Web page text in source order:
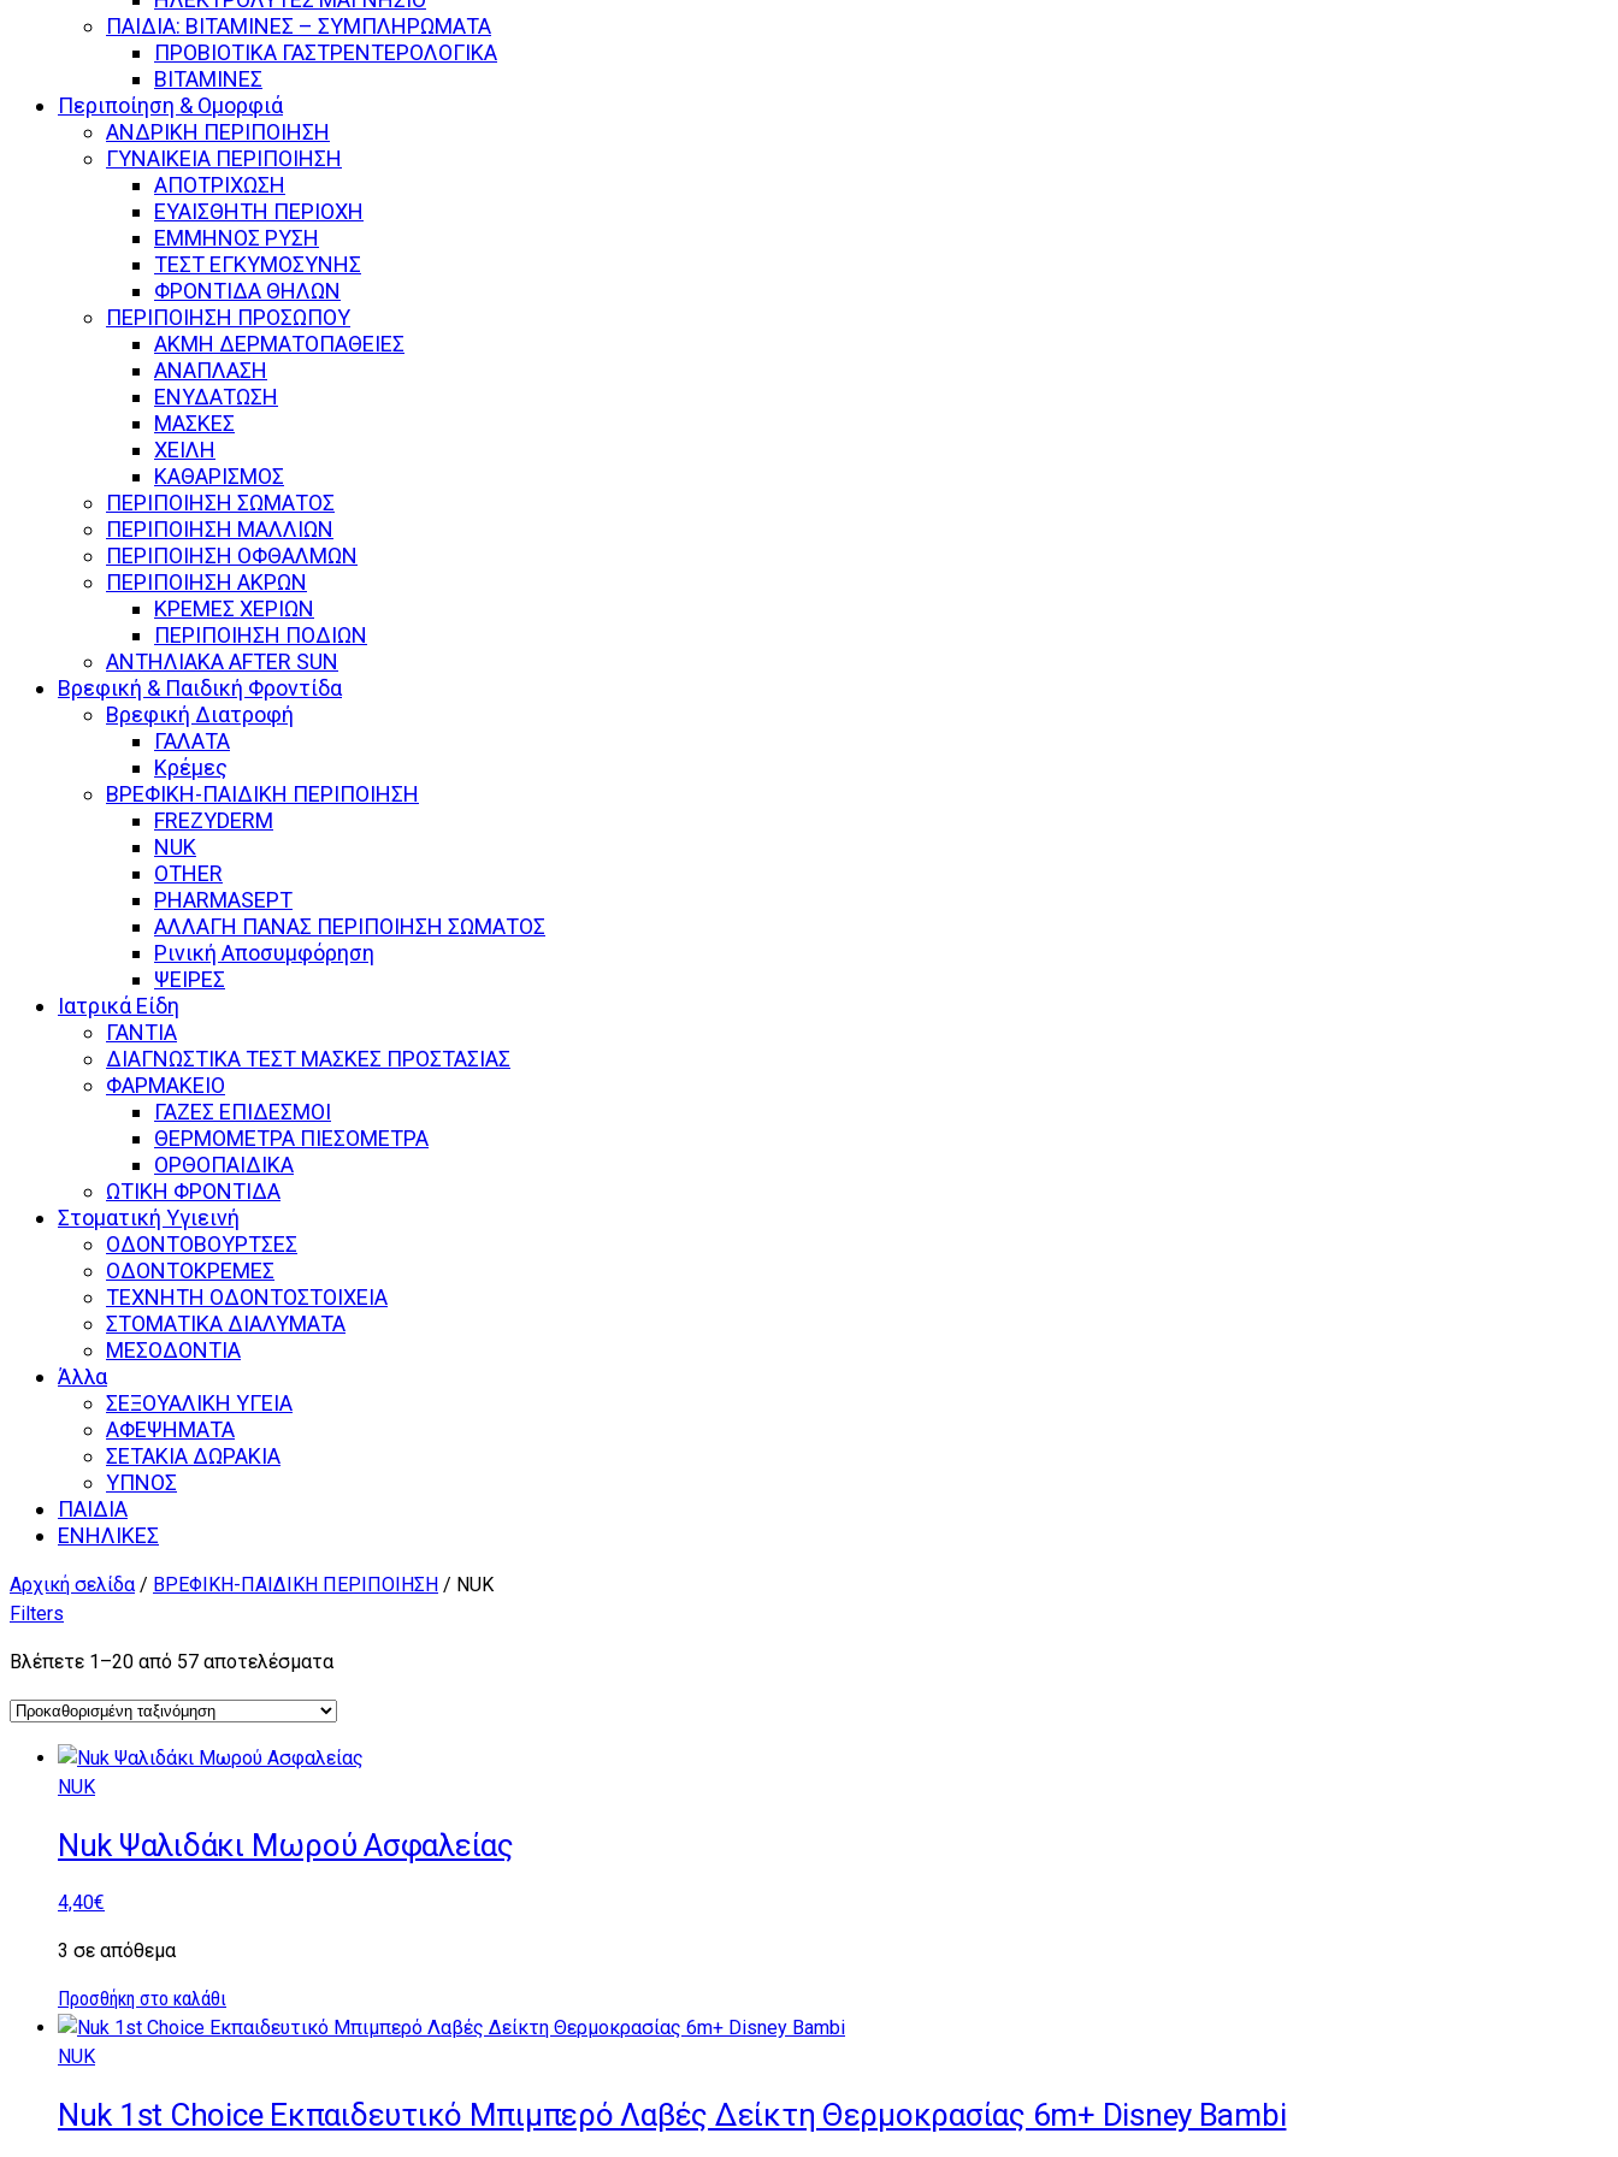
ΠΑΙΔΙΑ: ΒΙΤΑΜΙΝΕΣ – ΣΥΜΠΛΗΡΩΜΑΤΑ
ΠΡΟΒΙΟΤΙΚΑ ΓΑΣΤΡΕΝΤΕΡΟΛΟΓΙΚΑ
ΒΙΤΑΜΙΝΕΣ
Περιποίηση & Ομορφιά
ΑΝΔΡΙΚΗ ΠΕΡΙΠΟΙΗΣΗ
ΓΥΝΑΙΚΕΙΑ ΠΕΡΙΠΟΙΗΣΗ
ΑΠΟΤΡΙΧΩΣΗ
ΕΥΑΙΣΘΗΤΗ ΠΕΡΙΟΧΗ
ΕΜΜΗΝΟΣ ΡΥΣΗ
ΤΕΣΤ ΕΓΚΥΜΟΣΥΝΗΣ
ΦΡΟΝΤΙΔΑ ΘΗΛΩΝ
ΠΕΡΙΠΟΙΗΣΗ ΠΡΟΣΩΠΟΥ
ΑΚΜΗ ΔΕΡΜΑΤΟΠΑΘΕΙΕΣ
ΑΝΑΠΛΑΣΗ
ΕΝΥΔΑΤΩΣΗ
ΜΑΣΚΕΣ
ΧΕΙΛΗ
ΚΑΘΑΡΙΣΜΟΣ
ΠΕΡΙΠΟΙΗΣΗ ΣΩΜΑΤΟΣ
ΠΕΡΙΠΟΙΗΣΗ ΜΑΛΛΙΩΝ
ΠΕΡΙΠΟΙΗΣΗ ΟΦΘΑΛΜΩΝ
ΠΕΡΙΠΟΙΗΣΗ ΑΚΡΩΝ
ΚΡΕΜΕΣ ΧΕΡΙΩΝ
ΠΕΡΙΠΟΙΗΣΗ ΠΟΔΙΩΝ
ΑΝΤΗΛΙΑΚΑ AFTER SUN
Βρεφική & Παιδική Φροντίδα
Βρεφική Διατροφή
ΓΑΛΑΤΑ
Κρέμες
ΒΡΕΦΙΚΗ-ΠΑΙΔΙΚΗ ΠΕΡΙΠΟΙΗΣΗ
FREZYDERM
NUK
OTHER
PHARMASEPT
ΑΛΛΑΓΗ ΠΑΝΑΣ ΠΕΡΙΠΟΙΗΣΗ ΣΩΜΑΤΟΣ
Ρινική Αποσυμφόρηση
ΨΕΙΡΕΣ
Ιατρικά Είδη
ΓΑΝΤΙΑ
ΔΙΑΓΝΩΣΤΙΚΑ ΤΕΣΤ ΜΑΣΚΕΣ ΠΡΟΣΤΑΣΙΑΣ
ΦΑΡΜΑΚΕΙΟ
ΓΑΖΕΣ ΕΠΙΔΕΣΜΟΙ
ΘΕΡΜΟΜΕΤΡΑ ΠΙΕΣΟΜΕΤΡΑ
ΟΡΘΟΠΑΙΔΙΚΑ
ΩΤΙΚΗ ΦΡΟΝΤΙΔΑ
Στοματική Υγιεινή
ΟΔΟΝΤΟΒΟΥΡΤΣΕΣ
ΟΔΟΝΤΟΚΡΕΜΕΣ
ΤΕΧΝΗΤΗ ΟΔΟΝΤΟΣΤΟΙΧΕΙΑ
ΣΤΟΜΑΤΙΚΑ ΔΙΑΛΥΜΑΤΑ
ΜΕΣΟΔΟΝΤΙΑ
Άλλα
ΣΕΞΟΥΑΛΙΚΗ ΥΓΕΙΑ
ΑΦΕΨΗΜΑΤΑ
ΣΕΤΑΚΙΑ ΔΩΡΑΚΙΑ
ΥΠΝΟΣ
ΠΑΙΔΙΑ
ΕΝΗΛΙΚΕΣ
Αρχική σελίδα/ ΒΡΕΦΙΚΗ-ΠΑΙΔΙΚΗ ΠΕΡΙΠΟΙΗΣΗ / NUK
Filters
Βλέπετε 1–20 από 57 αποτελέσματα
NUK
Nuk Ψαλιδάκι Μωρού Ασφαλείας
4,40€
3 σε απόθεμα
Προσθήκη στο καλάθι
NUK
Nuk 1st Choice Εκπαιδευτικό Μπιμπερό Λαβές Δείκτη Θερμοκρασίας 6m+ Disney Bambi